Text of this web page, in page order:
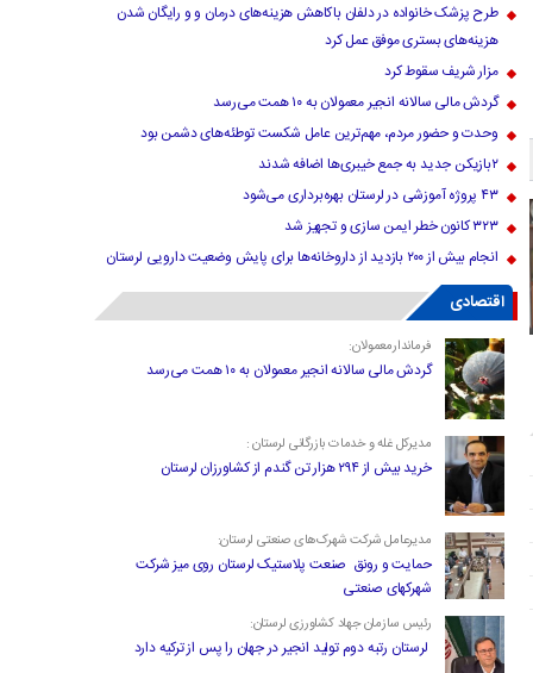
طرح پزشک خانواده در دلفان باکاهش هزینه‌های درمان و و رایگان شدن
هزینه‌های بستری موفق عمل کرد
مزار شریف سقوط کرد
گردش مالی سالانه انجیر معمولان به ۱۰ همت می‌رسد
وحدت و حضور مردم، مهم‌ترین عامل شکست توطئه‌های دشمن بود
۲بازیکن جدید به جمع خیبری‌ها اضافه شدند
۴۳ پروژه آموزشی در لرستان بهره‌برداری می‌شود
۳۲۳ کانون خطر ایمن سازی و تجهیز شد
انجام بیش از ۲۰۰ بازدید از داروخانه‌ها برای پایش وضعیت دارویی لرستان
اقتصادی
فرماندارمعمولان:
گردش مالی سالانه انجیر معمولان به ۱۰ همت می‌رسد
مدیرکل غله و خدمات بازرگانی لرستان :
خرید بیش از ۲۹۴ هزار تن گندم از کشاورزان لرستان
مدیرعامل شرکت شهرک‌های صنعتی لرستان:
حمایت و رونق صنعت پلاستیک لرستان روی میز شرکت
شهرکهای صنعتی
رئیس سازمان جهاد کشاورزی لرستان:
لرستان رتبه دوم تولید انجیر در جهان را پس از ترکیه دارد